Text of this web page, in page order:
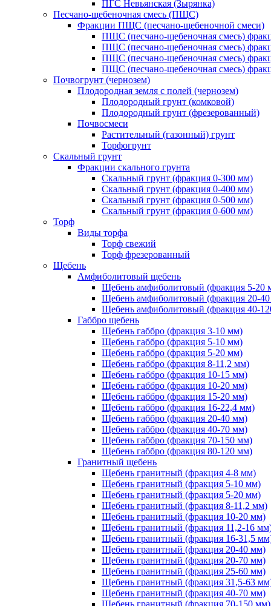
ПГС Невьянская (Зырянка)
Песчано-щебеночная смесь (ПЩС)
Фракции ПЩС (песчано-щебеночной смеси)
ПЩС (песчано-щебеночная смесь)
ПЩС (песчано-щебеночная смесь)
ПЩС (песчано-щебеночная смесь)
ПЩС (песчано-щебеночная смесь)
Почвогрунт (чернозем)
Плодородная земля с полей (чернозем)
Плодородный грунт (комковой)
Плодородный грунт (фрезерованный)
Почвосмеси
Растительный (газонный) грунт
Торфогрунт
Скальный грунт
Фракции скального грунта
Скальный грунт (фракция 0-300 мм)
Скальный грунт (фракция 0-400 мм)
Скальный грунт (фракция 0-500 мм)
Скальный грунт (фракция 0-600 мм)
Торф
Виды торфа
Торф свежий
Торф фрезерованный
Щебень
Амфиболитовый щебень
Щебень амфиболитовый (фракция 5-20
Щебень амфиболитовый (фракция 20-
Щебень амфиболитовый (фракция 40-
Габбро щебень
Щебень габбро (фракция 3-10 мм)
Щебень габбро (фракция 5-10 мм)
Щебень габбро (фракция 5-20 мм)
Щебень габбро (фракция 8-11,2 мм)
Щебень габбро (фракция 10-15 мм)
Щебень габбро (фракция 10-20 мм)
Щебень габбро (фракция 15-20 мм)
Щебень габбро (фракция 16-22,4 мм)
Щебень габбро (фракция 20-40 мм)
Щебень габбро (фракция 40-70 мм)
Щебень габбро (фракция 70-150 мм)
Щебень габбро (фракция 80-120 мм)
Гранитный щебень
Щебень гранитный (фракция 4-8 мм)
Щебень гранитный (фракция 5-10 мм)
Щебень гранитный (фракция 5-20 мм)
Щебень гранитный (фракция 8-11,2 мм)
Щебень гранитный (фракция 10-20 мм)
Щебень гранитный (фракция 11,2-16
Щебень гранитный (фракция 16-31,5
Щебень гранитный (фракция 20-40 мм)
Щебень гранитный (фракция 20-70 мм)
Щебень гранитный (фракция 25-60 мм)
Щебень гранитный (фракция 31,5-63
Щебень гранитный (фракция 40-70 мм)
Щебень гранитный (фракция 70-150 мм)